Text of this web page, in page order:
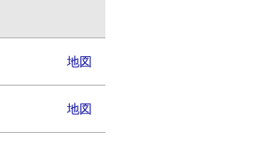
地図
地図